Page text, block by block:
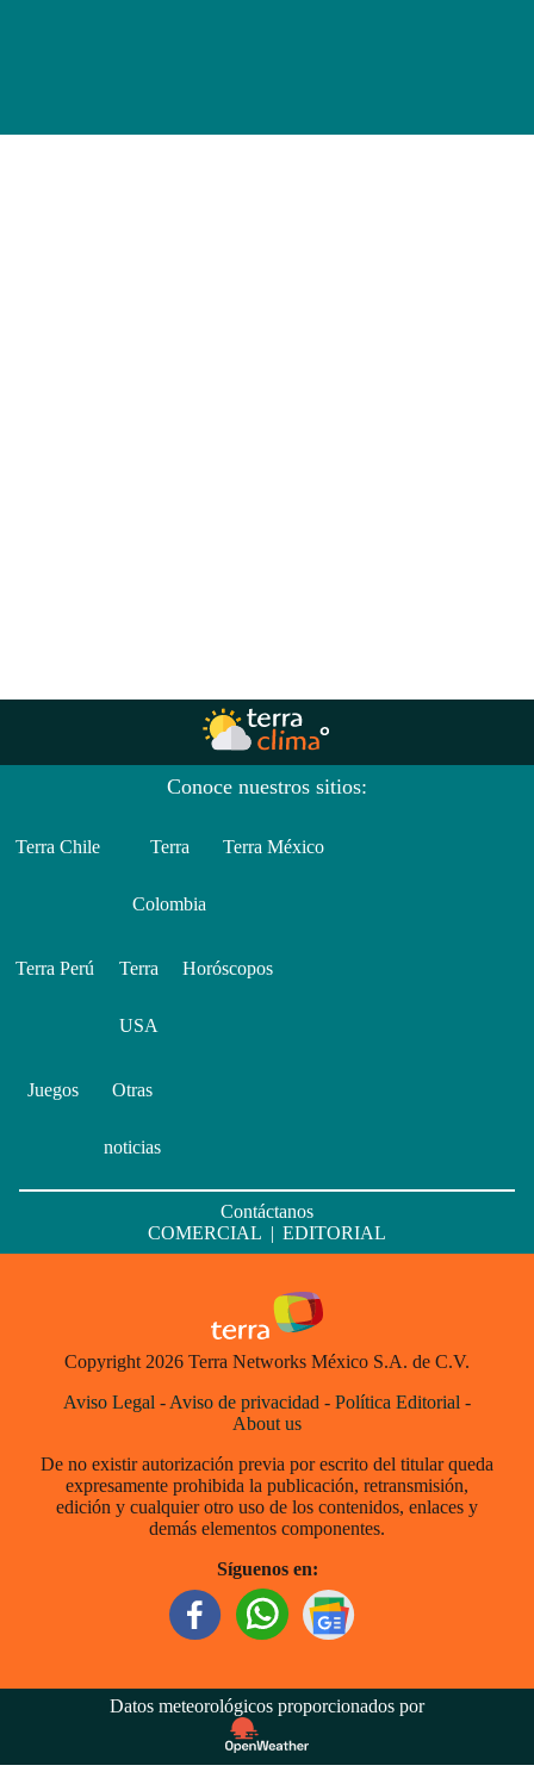
Conoce nuestros sitios:
Terra Chile Terra
Colombia
Terra México
Terra Perú Terra
USA
Horóscopos
Juegos Otras
noticias
Contáctanos
COMERCIAL | EDITORIAL
Copyright 2026 Terra Networks México S.A. de C.V.
Aviso Legal - Aviso de privacidad - Política Editorial -
About us
De no existir autorización previa por escrito del titular queda
expresamente prohibida la publicación, retransmisión,
edición y cualquier otro uso de los contenidos, enlaces y
demás elementos componentes.
Síguenos en:
Datos meteorológicos proporcionados por